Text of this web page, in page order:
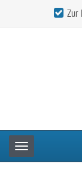
Zur
Toggle